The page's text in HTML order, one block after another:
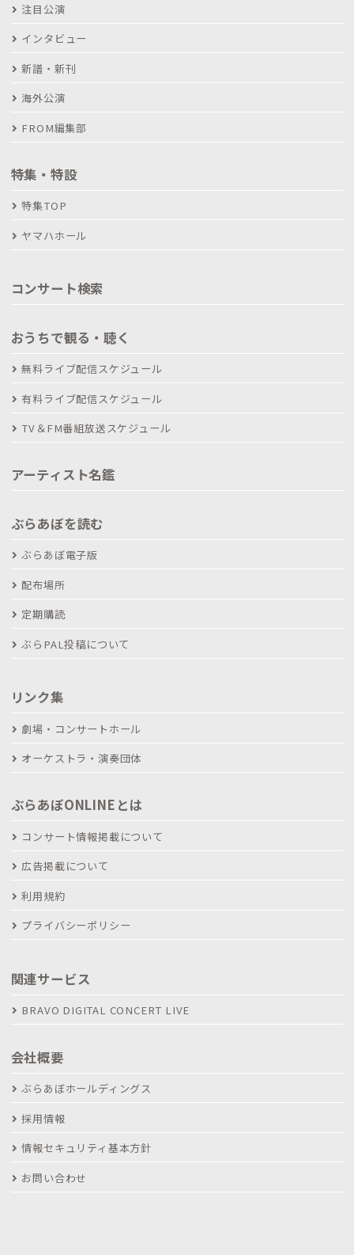
注目公演
インタビュー
新譜・新刊
海外公演
FROM編集部
特集・特設
特集TOP
ヤマハホール
コンサート検索
おうちで観る・聴く
無料ライブ配信スケジュール
有料ライブ配信スケジュール
TV＆FM番組放送スケジュール
アーティスト名鑑
ぶらあぼを読む
ぶらあぼ電子版
配布場所
定期購読
ぶらPAL投稿について
リンク集
劇場・コンサートホール
オーケストラ・演奏団体
ぶらあぼONLINEとは
コンサート情報掲載について
広告掲載について
利用規約
プライバシーポリシー
関連サービス
BRAVO DIGITAL CONCERT LIVE
会社概要
ぶらあぼホールディングス
採用情報
情報セキュリティ基本方針
お問い合わせ